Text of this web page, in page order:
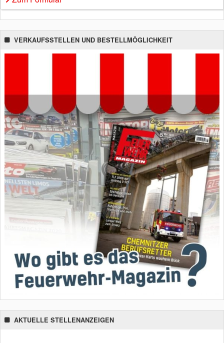
VERKAUFSSTELLEN UND BESTELLMÖGLICHKEIT
AKTUELLE STELLENANZEIGEN